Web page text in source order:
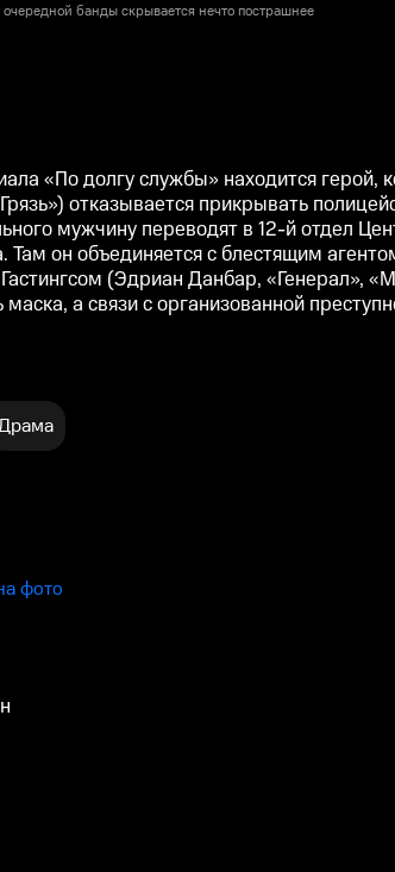
банды скрывается нечто пострашнее
«По долгу службы» находится
отказывается прикрывать
мужчину переводят в 12-й отдел
Там он объединяется с блестящим
(Эдриан Данбар, «Генерал»,
а связи с организованной